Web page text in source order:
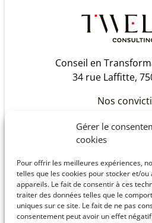
Gérer le
cookies
Pour offrir les meilleures expériences,
telles que les cookies pour stocker et/
appareils. Le fait de consentir à ces
traiter des données telles que le
uniques sur ce site. Le fait de ne pas
consentement peut avoir un effet
Conseil en
34 rue Laffitte,
Nos
Les
Savoir-